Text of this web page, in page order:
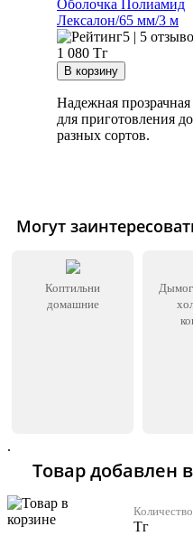
Оболочка Полиамид
Лексалон/65 мм/3 м
5 | 5
1 080 Тг
Надежная прозрачная
для приготовления
разных сортов.
Могут
Коптильни
домашние
.
Товар добавлен
Тг